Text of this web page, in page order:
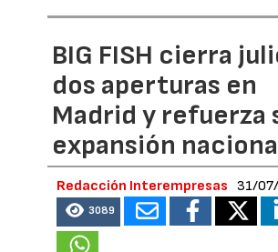
BIG FISH cierra
dos aperturas en
Madrid y refuerza
expansión
Redacción Interempresas 31/
3089